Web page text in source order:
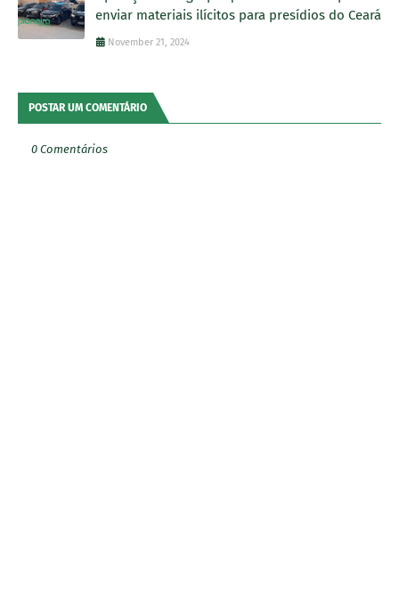
enviar materiais ilícitos para presídios do Ceará
November 21, 2024
POSTAR UM COMENTÁRIO
0 Comentários